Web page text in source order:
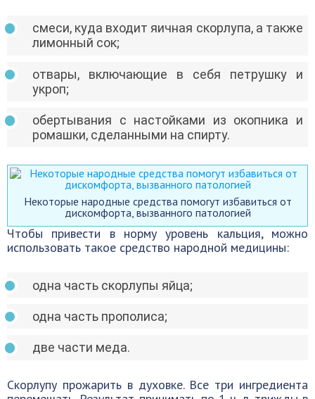
смеси, куда входит яичная скорлупа, а также
лимонный сок;
отвары, включающие в себя петрушку и
укроп;
обертывания с настойками из окопника и
ромашки, сделанными на спирту.
Некоторые народные средства помогут избавиться от
дискомфорта, вызванного патологией
Чтобы привести в норму уровень кальция, можно
использовать такое средство народной медицины:
одна часть скорлупы яйца;
одна часть прополиса;
две части меда.
Скорлупу прожарить в духовке. Все три ингредиента